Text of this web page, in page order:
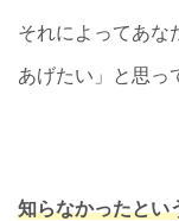
それによってあな
あげたい」と思っ
知らなかったとい